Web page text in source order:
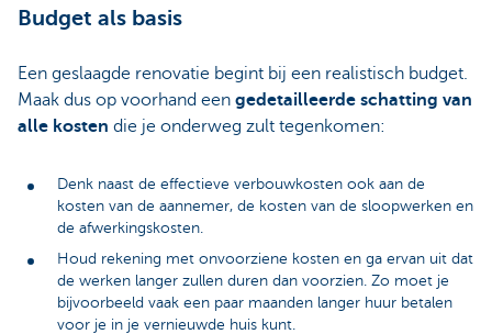
Budget als basis
Een geslaagde renovatie begint bij een realistisch budget.
Maak dus op voorhand een gedetailleerde schatting van
alle kosten die je onderweg zult tegenkomen:
Denk naast de effectieve verbouwkosten ook aan de
kosten van de aannemer, de kosten van de sloopwerken en
de afwerkingskosten.
Houd rekening met onvoorziene kosten en ga ervan uit dat
de werken langer zullen duren dan voorzien. Zo moet je
bijvoorbeeld vaak een paar maanden langer huur betalen
voor je in je vernieuwde huis kunt.